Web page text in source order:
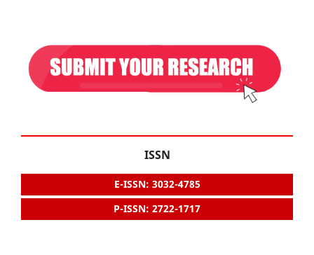
ISSN
E-ISSN: 3032-4785
P-ISSN: 2722-1717